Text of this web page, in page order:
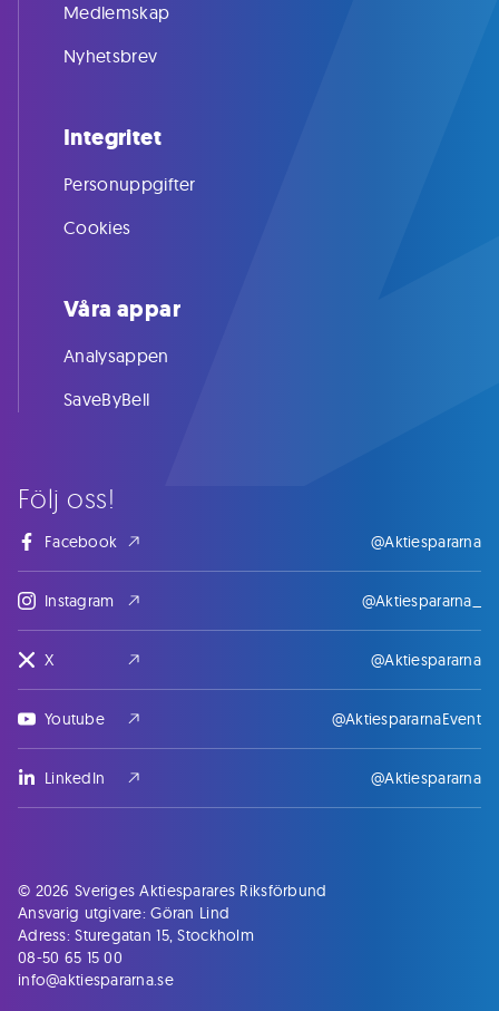
Följ oss!
Facebook @Aktiespararna
Instagram @Aktiespararna_
X @Aktiespararna
Youtube @AktiespararnaEvent
LinkedIn @Aktiespararna
Medlemskap
Nyhetsbrev
Integritet
Personuppgifter
Cookies
Våra appar
Analysappen
SaveByBell
© 2026 Sveriges Aktiesparares Riksförbund
Ansvarig utgivare: Göran Lind
Adress: Sturegatan 15, Stockholm
08-50 65 15 00
info@aktiespararna.se